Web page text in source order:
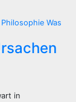
Was
in